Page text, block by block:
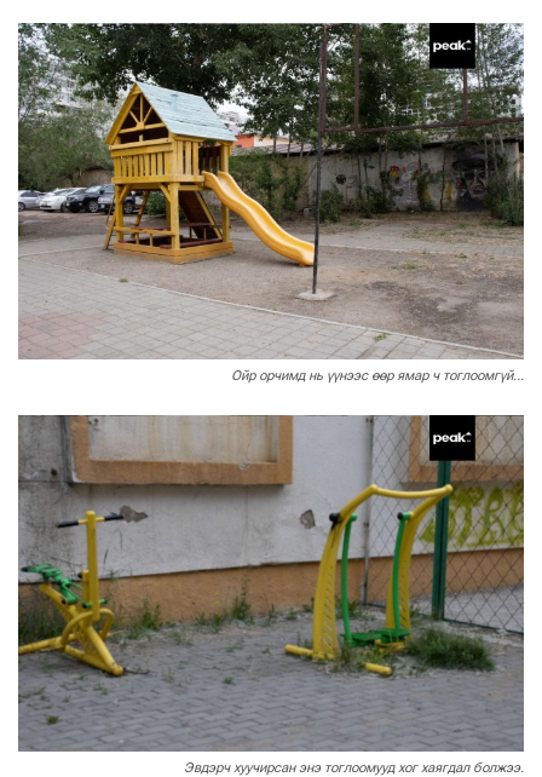
Ойр орчимд нь үүнээс өөр ямар ч тоглоомгүй...
Эвдэрч хуучирсан энэ тоглоомууд хог хаягдал болжээ.